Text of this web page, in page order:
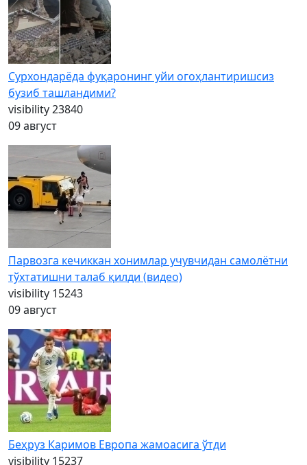
Сурхондарёда фуқаронинг уйи огоҳлантиришсиз
бузиб ташландими?
visibility23840
09 август
Парвозга кечиккан хонимлар учувчидан самолётни
тўхтатишни талаб қилди (видео)
visibility 15243
09 август
Беҳруз Каримов Европа жамоасига ўтди
visibility 15237